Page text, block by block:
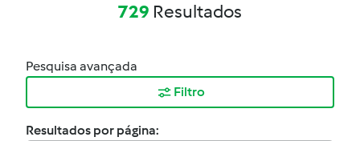
729 Resultados
Pesquisa avançada
Filtro
Resultados por página: